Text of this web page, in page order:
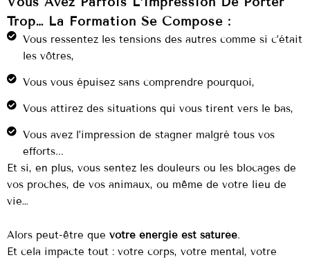
Trop… La Formation Se Compose :
Vous ressentez les tensions des autres comme si c’était
les vôtres,
Vous vous épuisez sans comprendre pourquoi,
Vous attirez des situations qui vous tirent vers le bas,
Vous avez l’impression de stagner malgré tous vos
efforts...
Et si, en plus, vous sentez les douleurs ou les blocages de
vos proches, de vos animaux, ou même de votre lieu de
vie…
Alors peut-être que votre énergie est saturée.
Et cela impacte tout : votre corps, votre mental, votre